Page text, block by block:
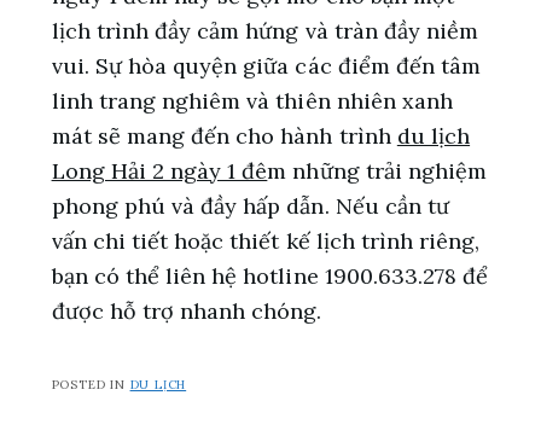
lịch trình đầy cảm hứng và tràn đầy niềm
vui. Sự hòa quyện giữa các điểm đến tâm
linh trang nghiêm và thiên nhiên xanh
mát sẽ mang đến cho hành trình du lịch
Long Hải 2 ngày 1 đêm những trải nghiệm
phong phú và đầy hấp dẫn. Nếu cần tư
vấn chi tiết hoặc thiết kế lịch trình riêng,
bạn có thể liên hệ hotline 1900.633.278 để
được hỗ trợ nhanh chóng.
POSTED IN DU LỊCH